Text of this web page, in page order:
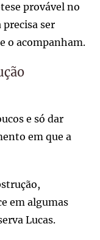
provável no
precisa ser
o acompanham.
e só dar
em que a
em algumas
Lucas.